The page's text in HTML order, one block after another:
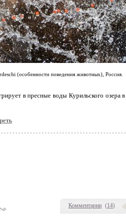
Комментарии (14)
(особенности поведения животных), Россия.
в пресные воды Курильского озера